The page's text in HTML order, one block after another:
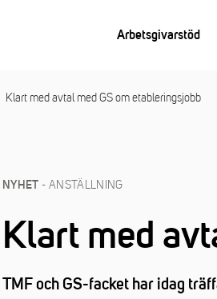
Arbetsgivarstöd
Klart med avtal med GS om etableringsjobb
NYHET - ANSTÄLLNING
Klart med
TMF och GS-facket har idag